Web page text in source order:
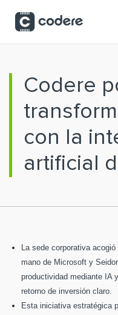
Codere
con la
artificial
La sede corporativa
mano de Microsoft y
productividad mediante IA
retorno de inversión claro.
Esta iniciativa estratégica